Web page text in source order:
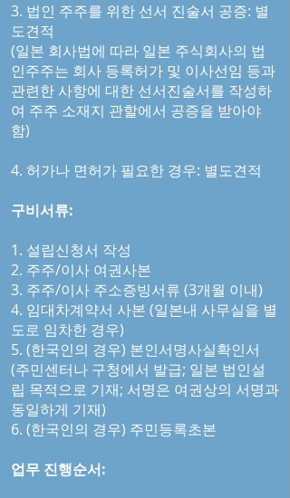
3. 법인 주주를 위한 선서 진술서 공증: 별
도견적
(일본 회사법에 따라 일본 주식회사의 법
인주주는 회사 등록허가 및 이사선임 등과
관련한 사항에 대한 선서진술서를 작성하
여 주주 소재지 관할에서 공증을 받아야
함)
4. 허가나 면허가 필요한 경우: 별도견적
구비서류:
1. 설립신청서 작성
2. 주주/이사 여권사본
3. 주주/이사 주소증빙서류 (3개월 이내)
4. 임대차계약서 사본 (일본내 사무실을 별
도로 임차한 경우)
5. (한국인의 경우) 본인서명사실확인서
(주민센터나 구청에서 발급; 일본 법인설
립 목적으로 기재; 서명은 여권상의 서명과
동일하게 기재)
6. (한국인의 경우) 주민등록초본
업무 진행순서: